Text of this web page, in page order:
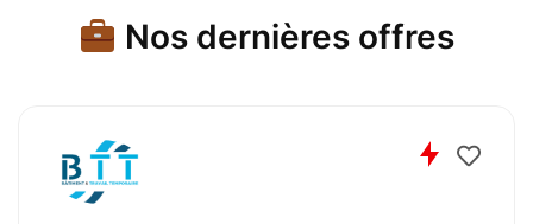
Nos dernières offres